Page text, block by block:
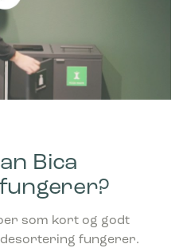
Bica
som kort og godt
fungerer.